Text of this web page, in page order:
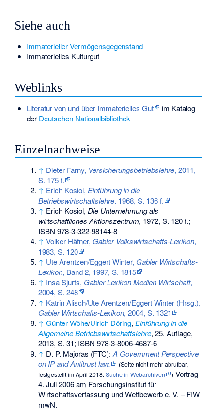
Siehe auch
Immaterieller Vermögensgegenstand
Immaterielles Kulturgut
Weblinks
Literatur von und über Immaterielles Gut
im Katalog
der Deutschen Nationalbibliothek
Einzelnachweise
↑ Dieter Farny, Versicherungsbetriebslehre, 2011,
S. 175 f.
↑ Erich Kosiol,Einführung in die
Betriebswirtschaftslehre, 1968, S. 136 f.
↑ Erich Kosiol,Die Unternehmung als
wirtschaftliches Aktionszentrum, 1972, S. 120 f.;
ISBN 978-3-322-98144-8
↑ Volker Häfner, Gabler Volkswirtschafts-Lexikon,
1983, S. 120
↑ Ute Arentzen/Eggert Winter, Gabler Wirtschafts-
Lexikon, Band 2, 1997, S. 1815
↑ Insa Sjurts, Gabler Lexikon Medien Wirtschaft,
2004, S. 248
↑ Katrin Alisch/Ute Arentzen/Eggert Winter (Hrsg.),
Gabler Wirtschafts-Lexikon, 2004, S. 1321
↑ Günter Wöhe/Ulrich Döring,Einführung in die
Allgemeine Betriebswirtschaftslehre, 25. Auflage,
2013, S. 31; ISBN 978-3-8006-4687-6
↑ D. P. Majoras (FTC):A Government Perspective
on IP and Antitrust law.
(Seite nicht mehr abrufbar,
festgestellt im April 2018.Suche in Webarchiven ) Vortrag
4. Juli 2006 am Forschungsinstitut für
Wirtschaftsverfassung und Wettbewerbe. V. – FIW
mwN.